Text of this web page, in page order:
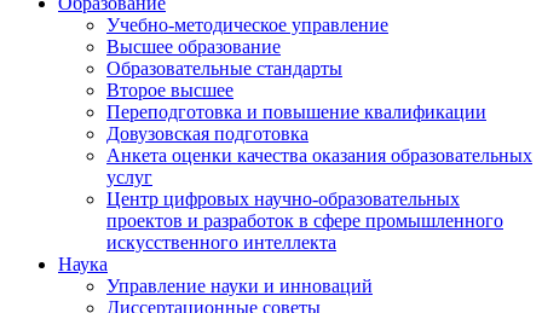
Учебно-методическое управление
Высшее образование
Образовательные стандарты
Второе высшее
Переподготовка и повышение квалификации
Довузовская подготовка
Анкета оценки качества оказания образовательных
услуг
Центр цифровых научно-образовательных
проектов и разработок в сфере промышленного
искусственного интеллекта
Наука
Управление науки и инноваций
Диссертационные советы